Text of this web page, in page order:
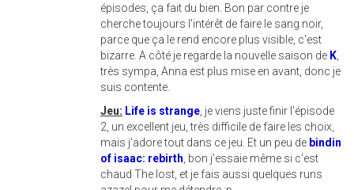
épisodes, ça fait du bien. Bon par contre je
cherche toujours l'intérêt de faire le sang noir,
parce que ça le rend encore plus visible, c'est
bizarre. A côté je regarde la nouvelle saison de K,
très sympa, Anna est plus mise en avant, donc je
suis contente.
Jeu: Life is strange, je viens juste finir l'épisode
2, un excellent jeu, très difficile de faire les choix,
mais j'adore tout dans ce jeu. Et un peu de bindin
of isaac: rebirth, bon j'essaie même si c'est
chaud The lost, et je fais aussi quelques runs